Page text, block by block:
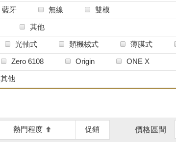
藍牙 無線 雙模
其他
光軸式 類機械式 薄膜式
Zero 6108 Origin ONE X
其他
熱門程度 促銷 價格區間